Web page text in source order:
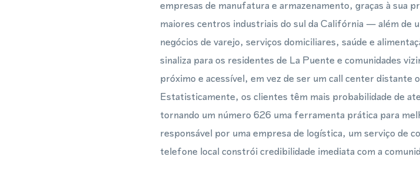
empresas de manufatura e armazenamento, graças à sua
maiores centros industriais do sul da Califórnia — além de
negócios de varejo, serviços domiciliares, saúde e
sinaliza para os residentes de La Puente e comunidades
próximo e acessível, em vez de ser um call center distante
Estatisticamente, os clientes têm mais probabilidade de
tornando um número 626 uma ferramenta prática para
responsável por uma empresa de logística, um serviço de
telefone local constrói credibilidade imediata com a